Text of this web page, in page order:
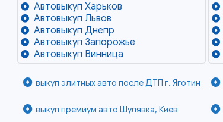
Автовыкуп Харьков
Автовыкуп Львов
Автовыкуп Днепр
Автовыкуп Запорожье
Автовыкуп Винница
выкуп элитных авто после ДТП г. Яготин
выкуп премиум авто Шулявка, Киев